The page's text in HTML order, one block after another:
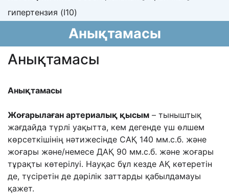
гипертензия (I10)
Анықтамасы
Анықтамасы
Анықтамасы
Жоғарылаған артериалық қысым – тыныштық
жағдайда түрлі уақытта, кем дегенде үш өлшем
көрсеткішінің нəтижесінде САҚ 140 мм.с.б. жəне
жоғары жəне/немесе ДАҚ 90 мм.с.б. жəне жоғары
тұрақты көтерілуі. Науқас бұл кезде АҚ көтеретін
де, түсіретін де дəрілік заттарды қабылдамауы
қажет.